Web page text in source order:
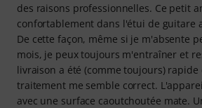
des raisons professionnelles. Ce petit
confortablement dans l'étui de guitare
De cette façon, même si je m'absente
mois, je peux toujours m'entraîner et
livraison a été (comme toujours) rapide
traitement me semble correct.
avec une surface caoutchoutée mate.